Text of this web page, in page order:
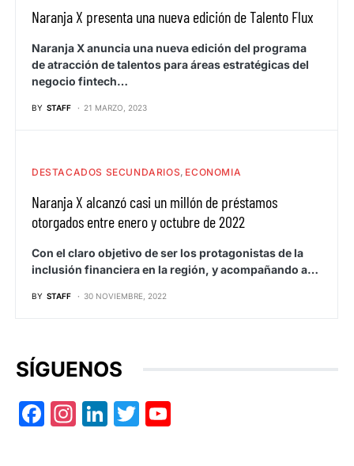
Naranja X presenta una nueva edición de Talento Flux
Naranja X anuncia una nueva edición del programa
de atracción de talentos para áreas estratégicas del
negocio fintech…
BY STAFF 21 MARZO, 2023
DESTACADOS SECUNDARIOS ECONOMIA
Naranja X alcanzó casi un millón de préstamos
otorgados entre enero y octubre de 2022
Con el claro objetivo de ser los protagonistas de la
inclusión financiera en la región, y acompañando a…
BY STAFF 30 NOVIEMBRE, 2022
SÍGUENOS
Facebook
Instagram
LinkedIn
Twitter